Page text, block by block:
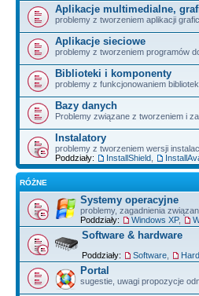
Aplikacje multimedialne,
problemy z tworzeniem aplikacji
Aplikacje sieciowe
problemy z tworzeniem programów
Biblioteki i komponenty
problemy z funkcjonowaniem
Bazy danych
Problemy związane z tworzeniem i
Instalatory
problemy z tworzeniem wersji
Poddziały:
InstallShield
RÓŻNE
Systemy operacyjne
problemy, zagadnienia
Poddziały:
Windows XP,
Software & hardware
Poddziały: Software
Portal
sugestie, uwagi propozycje